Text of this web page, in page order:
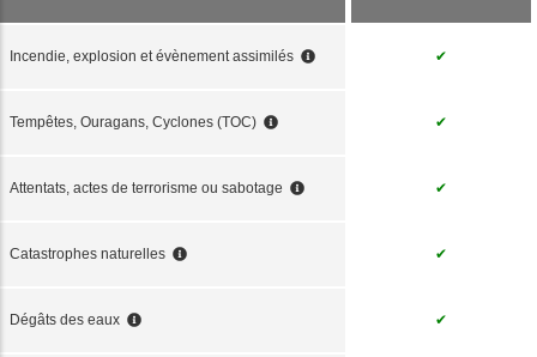
Incendie, explosion et évènement assimilés ✔
Tempêtes, Ouragans, Cyclones (TOC) ✔
Attentats, actes de terrorisme ou sabotage ✔
Catastrophes naturelles ✔
Dégâts des eaux ✔